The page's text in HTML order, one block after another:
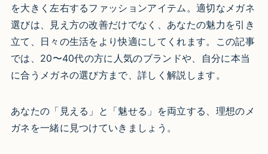
を大きく左右するファッションアイテム。適切なメガネ
選びは、見え方の改善だけでなく、あなたの魅力を引き
立て、日々の生活をより快適にしてくれます。この記事
では、20〜40代の方に人気のブランドや、自分に本当
に合うメガネの選び方まで、詳しく解説します。
あなたの「見える」と「魅せる」を両立する、理想のメ
ガネを一緒に見つけていきましょう。